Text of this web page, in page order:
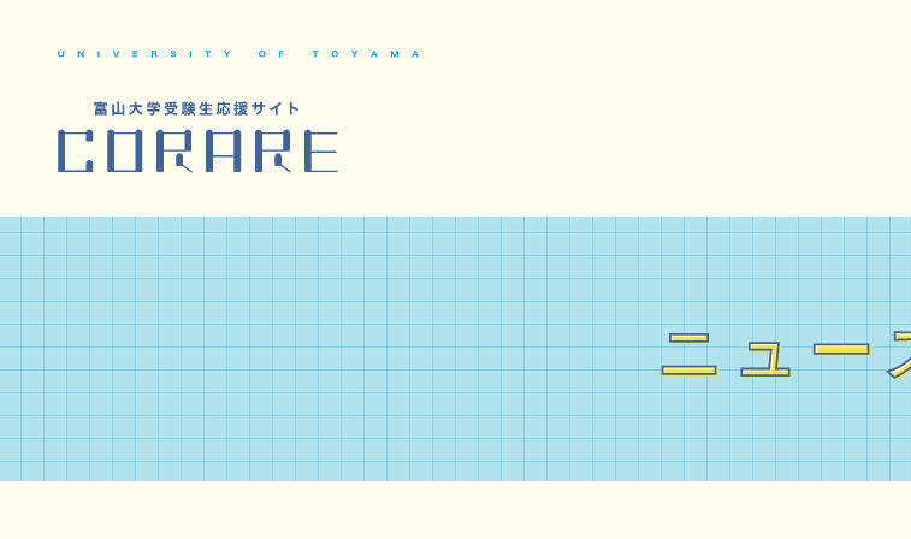
ニュー
ニュー